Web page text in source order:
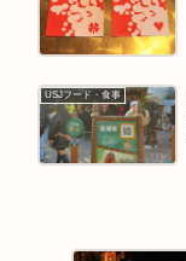
USJフード・食事